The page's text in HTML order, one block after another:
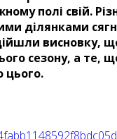
полі свій.
ділянками
висновку,
сезону, а те,
цього.